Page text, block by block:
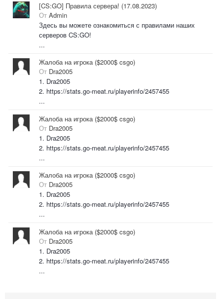
[CS:GO] Правила сервера! (17.08.2023)
От Admin
Здесь вы можете ознакомиться с правилами наших
серверов CS:GO!
...
Жалоба на игрока ($2000$ csgo)
От Dra2005
1. Dra2005
2. https://stats.go-meat.ru/playerinfo/2457455
...
Жалоба на игрока ($2000$ csgo)
От Dra2005
1. Dra2005
2. https://stats.go-meat.ru/playerinfo/2457455
...
Жалоба на игрока ($2000$ csgo)
От Dra2005
1. Dra2005
2. https://stats.go-meat.ru/playerinfo/2457455
...
Жалоба на игрока ($2000$ csgo)
От Dra2005
1. Dra2005
2. https://stats.go-meat.ru/playerinfo/2457455
...